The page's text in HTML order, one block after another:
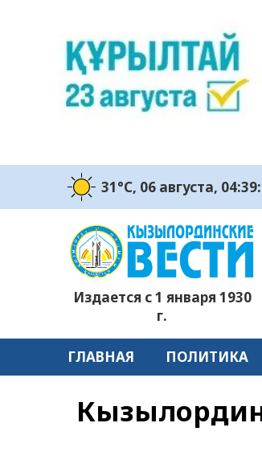
31°C, 06 августа,
Издается с 1 января 1930
г.
ГЛАВНАЯ ПОЛИТИКА